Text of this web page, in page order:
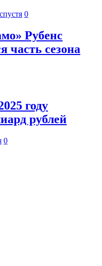
0
Рубенс
часть сезона
году
рублей
0